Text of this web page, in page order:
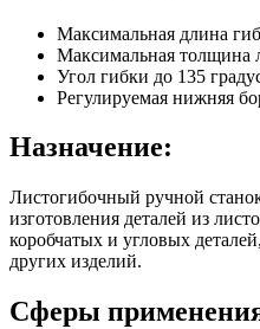
Максимальная длина
Максимальная толщина
Угол гибки до 135
Регулируемая нижняя
Назначение:
Листогибочный ручной
изготовления деталей из
коробчатых и угловых
других изделий.
Сферы